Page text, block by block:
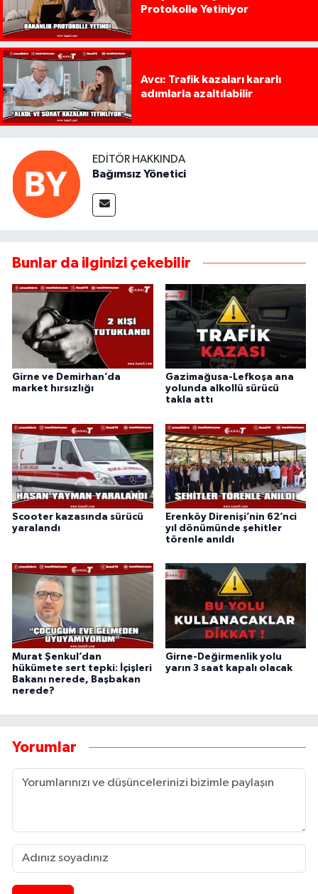
Protokolle Yetiniyor
Avcı: Trafik kazaları kararlı
adımlarla azaltılabilir
EDITÖR HAKKINDA
Bağımsız Yönetici
Bunlar da ilginizi çekebilir
Girne ve Demirhan’da
market hırsızlığı
Gazimağusa-Lefkoşa ana
yolunda alkollü sürücü
takla attı
Scooter kazasında sürücü
yaralandı
Erenköy Direnişi’nin 62’nci
yıl dönümünde şehitler
törenle anıldı
Murat Şenkul’dan
hükümete sert tepki: İçişleri
Bakanı nerede, Başbakan
nerede?
Girne-Değirmenlik yolu
yarın 3 saat kapalı olacak
Yorumlar